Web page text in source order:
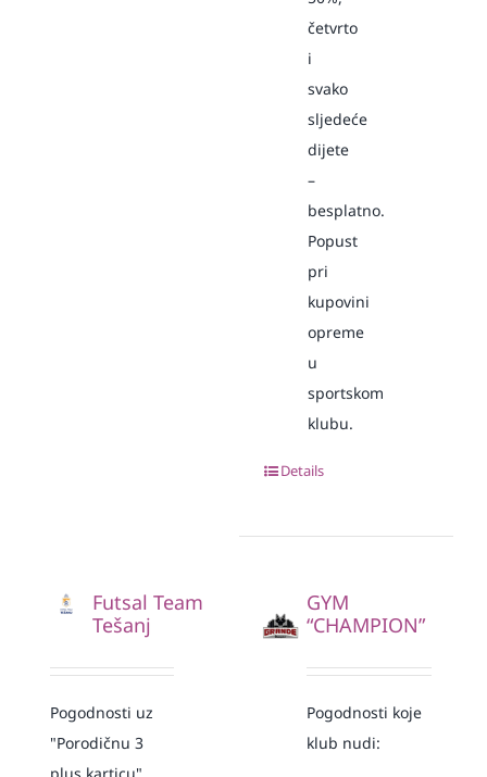
četvrto
i
svako
sljedeće
dijete
–
besplatno.
Popust
pri
kupovini
opreme
u
sportskom
klubu.
Details
Futsal Team
Tešanj
Pogodnosti uz
"Porodičnu 3
plus karticu"
GYM
“CHAMPION”
Pogodnosti koje
klub nudi: